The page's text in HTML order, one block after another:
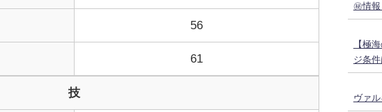
56
61
技
㊙情報
【極
ジ条
ヴァ